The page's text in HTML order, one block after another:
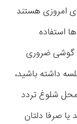
امروزی هستند
استفاده
گوشی ضروری
داشته باشید،
شلوغ تردد
صرفا دلتان